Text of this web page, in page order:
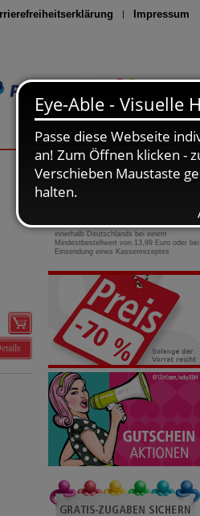
Impressum
Seite drucken
0800-10 11 422
gebührenfreie Rufnummer
innerhalb Deutschlands bei einem
Mindestbestellwert von 13,99 Euro oder bei
Einsendung eines Kassenrezeptes